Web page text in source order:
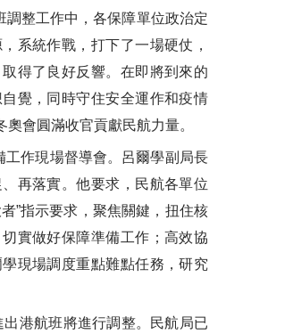
調整工作中，各保障單位政治定
系統作戰，打下了一場硬仗，
得了良好反響。在即將到來的
覺，同時守住安全運作和疫情
會圓滿收官貢獻民航力量。
工作現場督導會。呂爾學副局長
再落實。他要求，民航各單位
”指示要求，聚焦關鍵，扭住核
實做好保障準備工作；高效協
現場調度重點難點任務，研究
出港航班將進行調整。民航局已